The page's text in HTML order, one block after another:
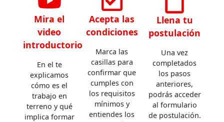
Mira el
video
introductorio
En el te
explicamos
cómo es el
trabajo en
terreno y qué
implica formar
Acepta las
condiciones
Marca las
casillas para
confirmar que
cumples con
los requisitos
mínimos y
entiendes los
Llena tu
postulación
Una vez
completados
los pasos
anteriores,
podrás acceder
al formulario
de postulación.